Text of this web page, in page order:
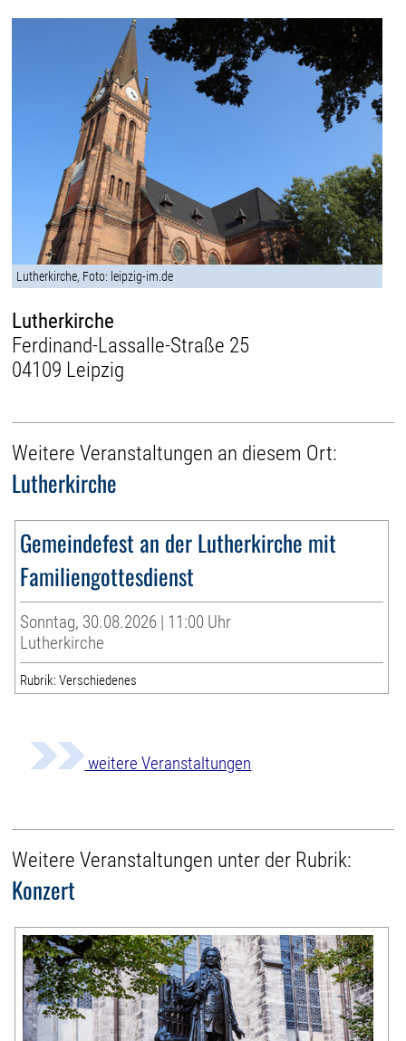
Lutherkirche, Foto: leipzig-im.de
Lutherkirche
Ferdinand-Lassalle-Straße 25
04109 Leipzig
Weitere Veranstaltungen an diesem Ort:
Lutherkirche
Gemeindefest an der Lutherkirche mit
Familiengottesdienst
Sonntag, 30.08.2026 | 11:00 Uhr
Lutherkirche
Rubrik: Verschiedenes
weitere Veranstaltungen
Weitere Veranstaltungen unter der Rubrik:
Konzert